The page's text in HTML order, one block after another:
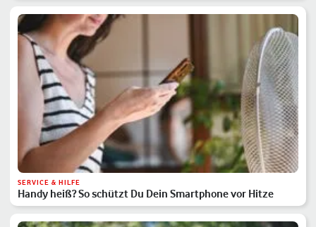
SERVICE & HILFE
Handy heiß? So schützt Du Dein Smartphone vor Hitze